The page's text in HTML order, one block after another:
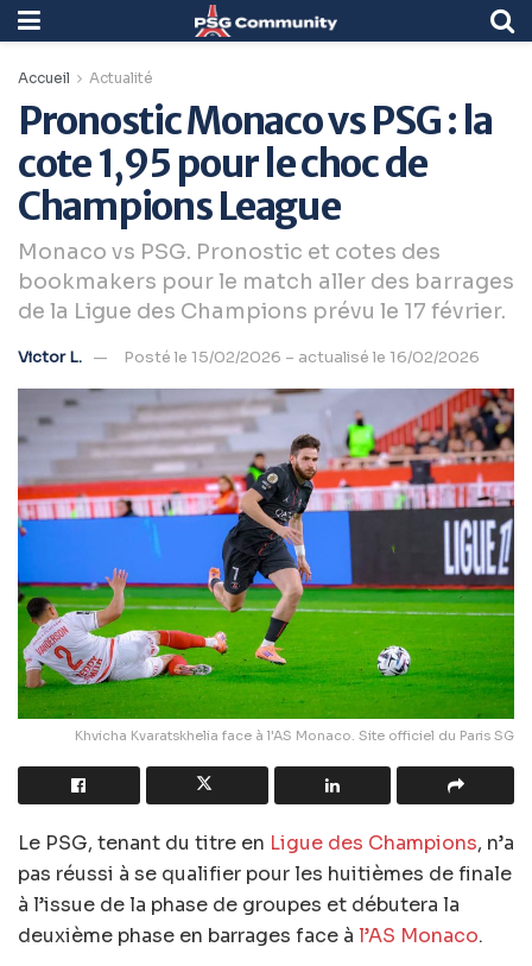
Accueil Actualité
Pronostic Monaco vs PSG : la
cote 1,95 pour le choc de
Champions League
Monaco vs PSG. Pronostic et cotes des
bookmakers pour le match aller des barrages
de la Ligue des Champions prévu le 17 février.
Victor L. Posté le 15/02/2026 – actualisé le 16/02/2026
Khvicha Kvaratskhelia face à l'AS Monaco. Site officiel du Paris SG
Le PSG, tenant du titre en Ligue des Champions, n’a
pas réussi à se qualifier pour les huitièmes de finale
à l’issue de la phase de groupes et débutera la
deuxième phase en barrages face à l’AS Monaco.